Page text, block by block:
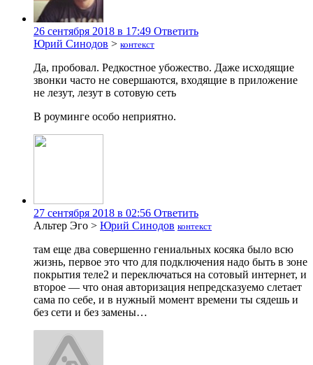
26 сентября 2018 в 17:49 Ответить
Юрий Синодов > контекст
Да, пробовал. Редкостное убожество. Даже исходящие
звонки часто не совершаются, входящие в приложение
не лезут, лезут в сотовую сеть
В роуминге особо неприятно.
27 сентября 2018 в 02:56 Ответить
Альтер Эго > Юрий Синодов контекст
там еще два совершенно гениальных косяка было всю
жизнь, первое это что для подключения надо быть в зоне
покрытия теле2 и переключаться на сотовый интернет, и
второе — что оная авторизация непредсказуемо слетает
сама по себе, и в нужный момент времени ты сядешь и
без сети и без замены…